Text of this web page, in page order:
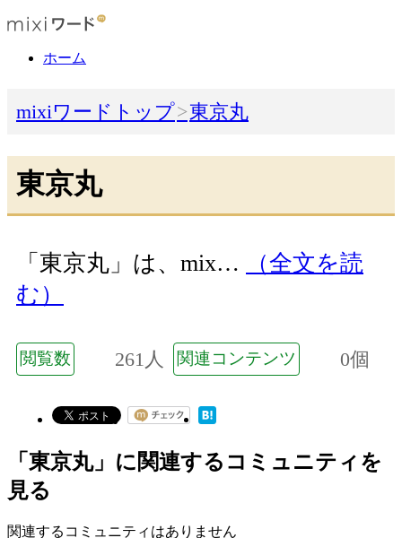
ホーム
mixiワードトップ 東京丸
東京丸
「東京丸」は、mix…
（全文を読
む）
閲覧数 261人 関連コンテンツ 0個
「東京丸」に関連するコミュニティを
見る
関連するコミュニティはありません